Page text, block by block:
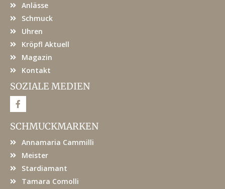
Anlässe
Schmuck
Uhren
Kröpfl Aktuell
Magazin
Kontakt
SOZIALE MEDIEN
F
a
e
b
o
SCHMUCKMARKEN
Annamaria Cammilli
Meister
Stardiamant
Tamara Comolli